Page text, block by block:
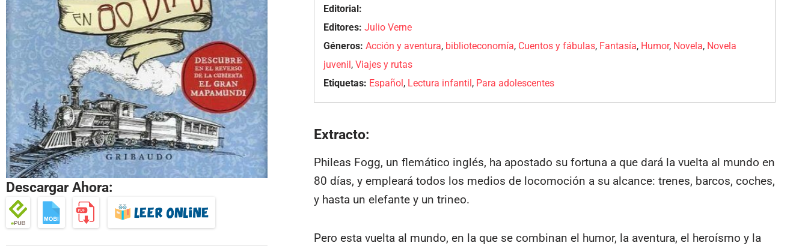
Descargar Ahora:
Editorial:
Editores: Julio Verne
Géneros: Acción y aventura, biblioteconomía, Cuentos y fábulas, Fantasía, Humor, Novela, Novela
juvenil ,Viajes y rutas
Etiquetas: Español , Lectura infantil , Para adolescentes
Extracto:
Phileas Fogg, un flemático inglés, ha apostado su fortuna a que dará la vuelta al mundo en
80 días, y empleará todos los medios de locomoción a su alcance: trenes, barcos, coches,
y hasta un elefante y un trineo.
Pero esta vuelta al mundo, en la que se combinan el humor, la aventura, el heroísmo y la